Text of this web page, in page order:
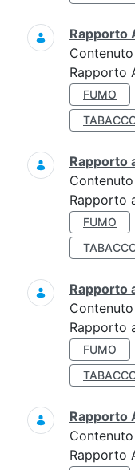
Rapporto
Rapporto
FUMO
Rapporto
Rapporto
FUMO
Rapporto
Rapporto
FUMO
Rapporto
Rapporto